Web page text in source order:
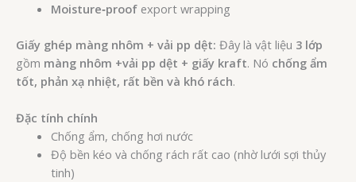
Moisture‑proofexport wrapping
Giấy ghép màng nhôm + vải pp dệt: Đây là vật liệu 3 lớp
gồm màng nhôm +vải pp dệt + giấy kraft. Nó chống ẩm
tốt, phản xạ nhiệt, rất bền và khó rách.
Đặc tính chính
Chống ẩm, chống hơi nước
Độ bền kéo và chống rách rất cao (nhờ lưới sợi thủy
tinh)